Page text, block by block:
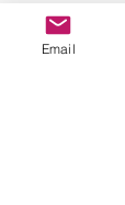
Email